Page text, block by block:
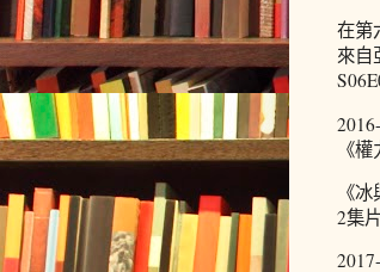
在第
來自
《
《
2集